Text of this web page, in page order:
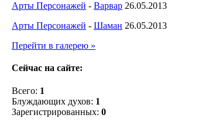
Арты Персонажей - Варвар 26.05.2013
Арты Персонажей - Шаман 26.05.2013
Перейти в галерею »
Сейчас на сайте:
Всего: 1
Блуждающих духов: 1
Зарегистрированных: 0